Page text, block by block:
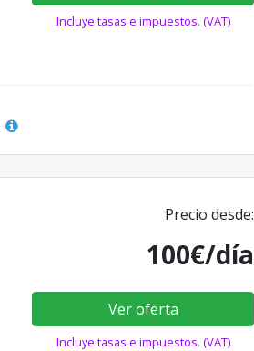
Incluye tasas e impuestos. (VAT)
Precio desde:
100€/día
Ver oferta
Incluye tasas e impuestos. (VAT)